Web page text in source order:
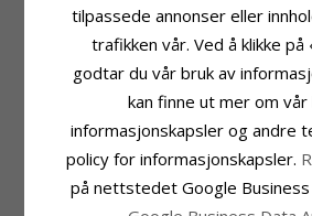
Edelmetall: Gull Og Hvitt Gull
Overflate:
Ringskinne
Bredde Topp:
2,2 mm
Tykkelse Topp:3,1 mm
Tykkelse Bunn:1,5 mm
Str. På
MEST POPULÆRE
tilpassede annonser eller
trafikken vår. Ved å klikke på
godtar du vår bruk av
kan finne ut mer om vår
informasjonskapsler og andre
policy for informasjonskapsler.
på nettstedet Google